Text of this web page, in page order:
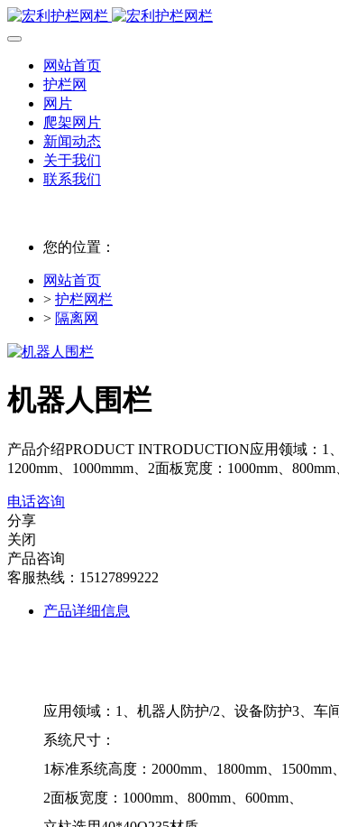
网站首页
护栏网
网片
爬架网片
新闻动态
关于我们
联系我们
您的位置：
网站首页
> 护栏网栏
> 隔离网
机器人围栏
产品介绍PRODUCT INTRODUCTION应用领域：1
1200mm、1000mmm、2面板宽度：1000mm、
电话咨询
分享
关闭
产品咨询
客服热线：15127899222
产品详细信息
应用领域：1、机器人防护/2、设备防护3、车
系统尺寸：
1标准系统高度：2000mm、1800mm、1500mm
2面板宽度：1000mm、800mm、600mm、